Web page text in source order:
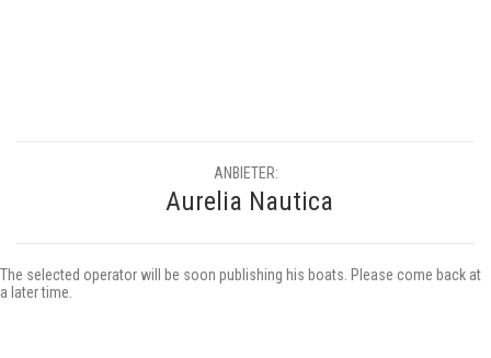
ANBIETER:
Aurelia Nautica
The selected operator will be soon publishing his boats. Please come back at
a later time.